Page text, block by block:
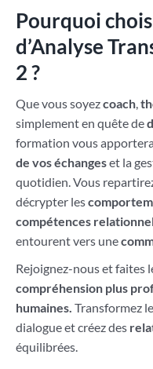
Pourquoi
d’Analyse
2 ?
Que vous soyezcoach,
simplement en quête de
formation vous
de vos échangeset la
quotidien. Vous
décrypter les
compétences
entourent vers une
Rejoignez-nous et faites
compréhension plus
humaines. Transformez
dialogue et créez des
équilibrées.